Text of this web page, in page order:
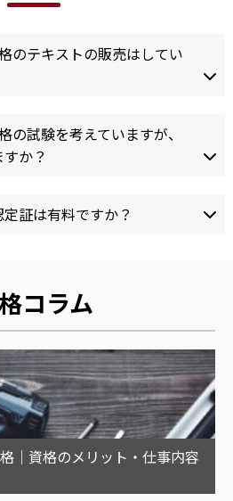
のテキストの販売はしてい
の試験を考えていますが、
か？
証は有料ですか？
コラム
｜資格のメリット・仕事内容